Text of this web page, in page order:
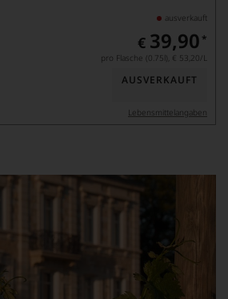
ausverkauft
€ 39,90 *
pro Flasche (0.75l), € 53,20/L
AUSVERKAUFT
Lebensmittel­angaben